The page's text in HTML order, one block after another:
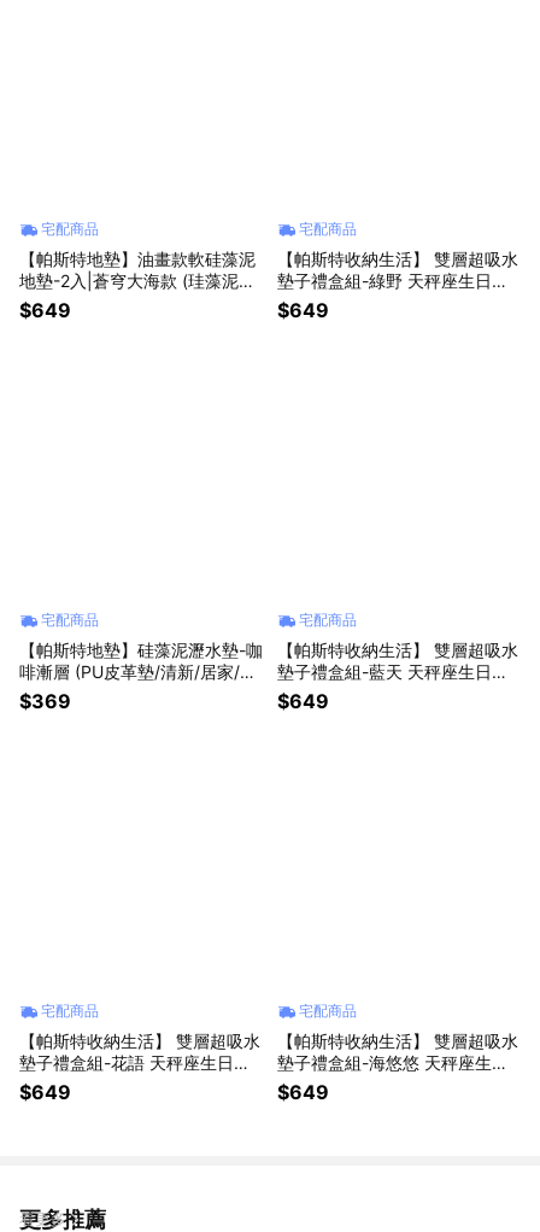
宅配商品
【帕斯特地墊】油畫款軟硅藻泥
地墊-2入|蒼穹大海款 (珪藻泥墊/
居家/浴室/快速吸水)
$649
宅配商品
【帕斯特收納生活】 雙層超吸水
墊子禮盒組-綠野 天秤座生日禮
物 (浴室防滑/腳踏墊/桌墊/杯墊/
地墊)
$649
宅配商品
【帕斯特地墊】硅藻泥瀝水墊-咖
啡漸層 (PU皮革墊/清新/居家/浴
室/臥室/快速吸水/耐磨)
$369
宅配商品
【帕斯特收納生活】 雙層超吸水
墊子禮盒組-藍天 天秤座生日禮
物 (浴室防滑/腳踏墊/桌墊/杯墊/
地墊)
$649
宅配商品
【帕斯特收納生活】 雙層超吸水
墊子禮盒組-花語 天秤座生日禮
物 (浴室防滑/腳踏墊/桌墊/杯墊/
地墊)
$649
宅配商品
【帕斯特收納生活】 雙層超吸水
墊子禮盒組-海悠悠 天秤座生日
禮物 (浴室防滑/腳踏墊/桌墊/杯
墊/地墊)
$649
更多推薦
看更多